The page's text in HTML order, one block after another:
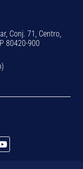
Conj. 71, Centro,
80420-900